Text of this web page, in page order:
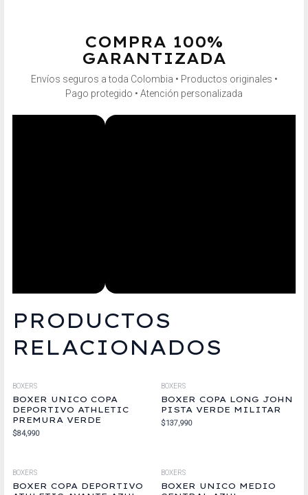
COMPRA 100%
GARANTIZADA
Envíos seguros a toda Colombia • Productos originales •
Pago protegido • Atención personalizada
PRODUCTOS
RELACIONADOS
BOXERS
BOXER UNICO COPA
DEPORTIVO ATHLETIC
PREMURA VERDE
$84,990
BOXERS
BOXER COPA LONG JOHN
PISTA VERDE MILITAR
$137,990
BOXERS
BOXER COPA DEPORTIVO
BOXERS
BOXER UNICO MEDIO